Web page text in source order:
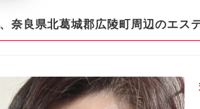
奈良県北葛城郡広陵町周辺のエス